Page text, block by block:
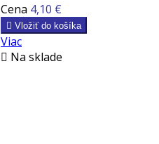
Cena 4,10 €
 Vložiť do košíka
Viac
 Na sklade